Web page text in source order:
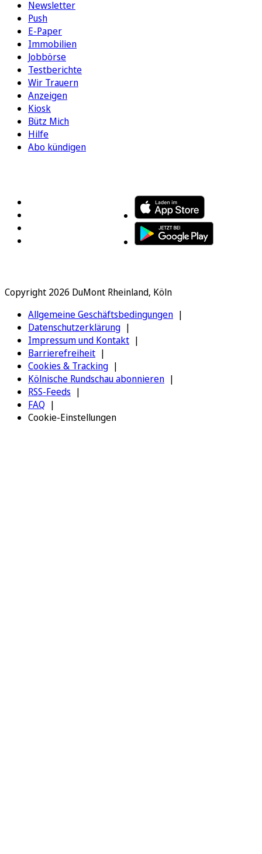
Newsletter
Push
E-Paper
Immobilien
Jobbörse
Testberichte
Wir Trauern
Anzeigen
Kiosk
Bütz Mich
Hilfe
Abo kündigen
Copyright 2026 DuMont Rheinland, Köln
Allgemeine Geschäftsbedingungen
Datenschutzerklärung
Impressum und Kontakt
Barrierefreiheit
Cookies & Tracking
Kölnische Rundschau abonnieren
RSS-Feeds
FAQ
Cookie-Einstellungen